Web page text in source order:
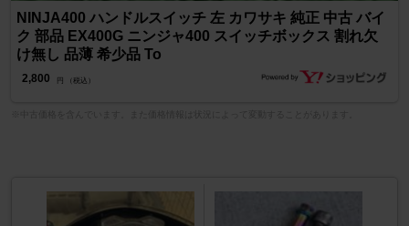
NINJA400 ハンドルスイッチ 左 カワサキ 純正 中古 バイ
ク 部品 EX400G ニンジャ400 スイッチボックス 割れ欠
け無し 品薄 希少品 To
2,800 円 （税込）